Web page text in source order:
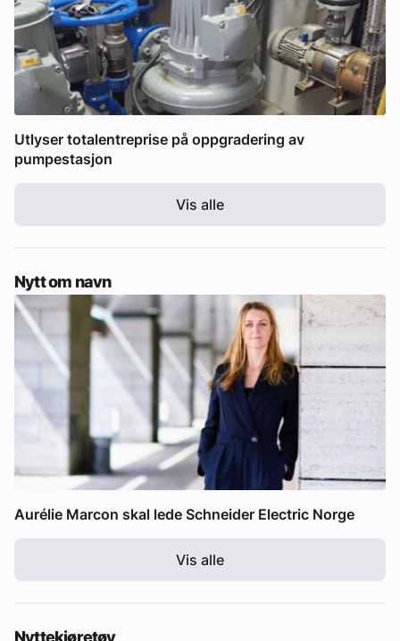
Utlyser totalentreprise på oppgradering av
pumpestasjon
Vis alle
Nytt om navn
Aurélie Marcon skal lede Schneider Electric Norge
Vis alle
Nyttekjøretøy